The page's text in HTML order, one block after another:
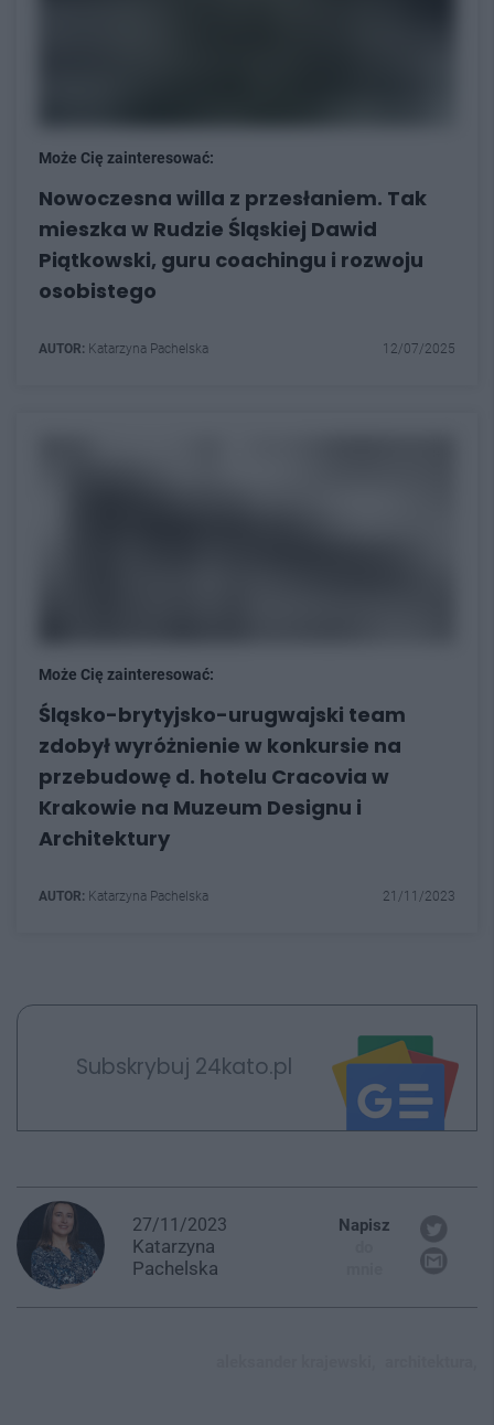
Może Cię zainteresować:
Nowoczesna willa z przesłaniem. Tak
mieszka w Rudzie Śląskiej Dawid
Piątkowski, guru coachingu i rozwoju
osobistego
AUTOR: Katarzyna Pachelska 12/07/2025
Może Cię zainteresować:
Śląsko-brytyjsko-urugwajski team
zdobył wyróżnienie w konkursie na
przebudowę d. hotelu Cracovia w
Krakowie na Muzeum Designu i
Architektury
AUTOR: Katarzyna Pachelska 21/11/2023
Subskrybuj 24kato.pl
27/11/2023
Katarzyna
Pachelska
Napisz